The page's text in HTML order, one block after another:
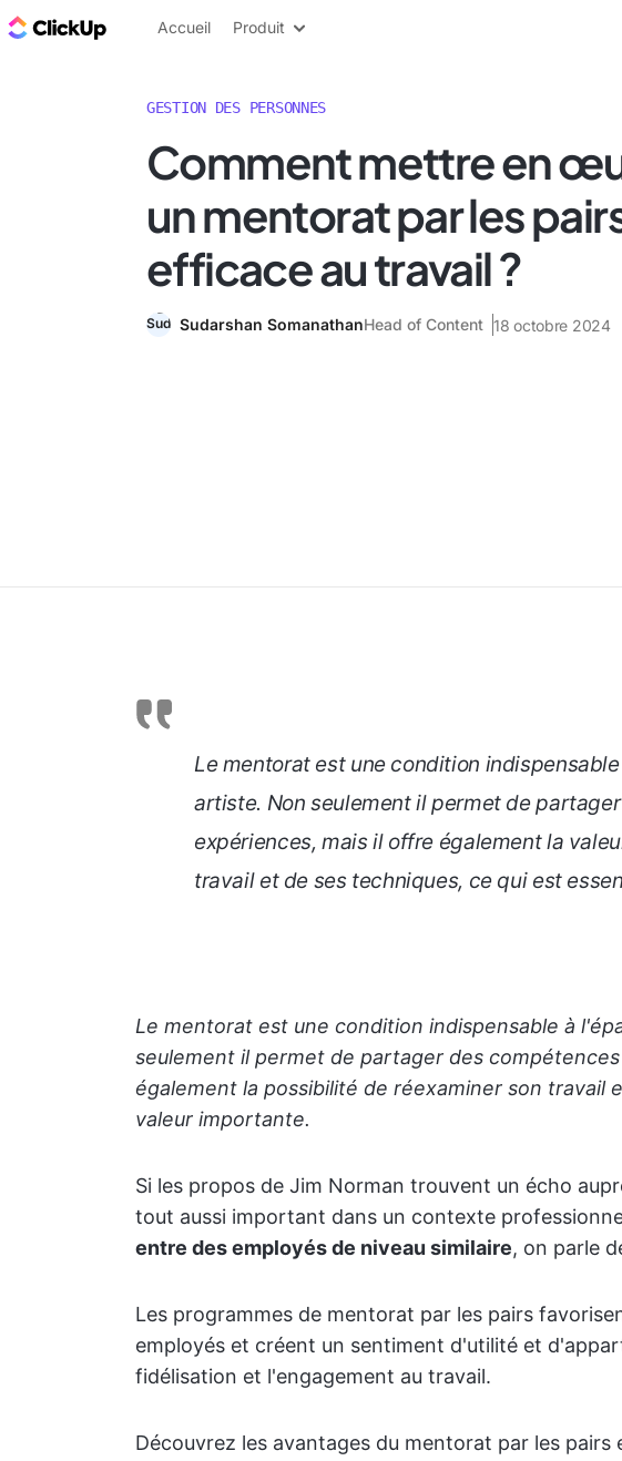
ClickUp Blog
Accueil Produit
GESTION DES PERSONNES
Comment mettre en
un mentorat par les
efficace au travail ?
Sudarshan SomanathanHead of Content 18 octobre 2024
Le mentorat est une condition
artiste. Non seulement il permet de
expériences, mais il offre également la
travail et de ses techniques, ce qui est
Le mentorat est une condition indispensable à
seulement il permet de partager des
également la possibilité de réexaminer son travail
valeur importante.
Si les propos de Jim Norman trouvent un écho
tout aussi important dans un contexte
entre des employés de niveau similaire, on parle
Les programmes de mentorat par les pairs
employés et créent un sentiment d'utilité et
fidélisation et l'engagement au travail.
Découvrez les avantages du mentorat par les